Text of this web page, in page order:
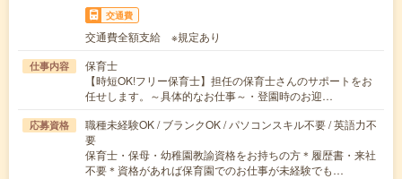
交通費
交通費全額支給 ※規定あり
仕事内容
保育士
【時短OK!フリー保育士】担任の保育士さんのサポートをお
任せします。～具体的なお仕事～・登園時のお迎…
応募資格
職種未経験OK / ブランクOK / パソコンスキル不要 / 英語力不
要
保育士・保母・幼稚園教諭資格をお持ちの方＊履歴書・来社
不要＊資格があれば保育園でのお仕事が未経験でも…